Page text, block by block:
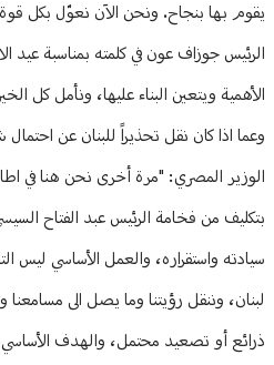
يقوم بها بنجاح. ونحن الآن نعوّل بكل قوة
الرئيس جوزاف عون في كلمته بمناسبة عيد
الأهمية ويتعين البناء عليها، ونأمل كل
وعما اذا كان نقل تحذيراً للبنان عن
الوزير المصري: "مرة أخرى نحن هنا في
بتكليف من فخامة الرئيس عبد الفتاح
سيادته واستقراره، والعمل الأساسي ليس
لبنان، وننقل رؤيتنا وما يصل الى
ذرائع أو تصعيد محتمل، والهدف